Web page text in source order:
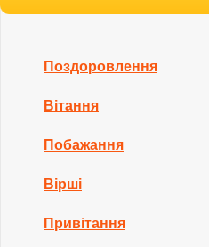
Поздоровлення
Вітання
Побажання
Вірші
Привітання